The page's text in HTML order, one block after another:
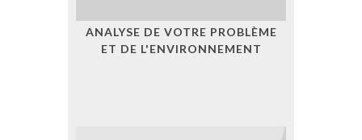
ANALYSE DE VOTRE PROBLÈME
ET DE L'ENVIRONNEMENT